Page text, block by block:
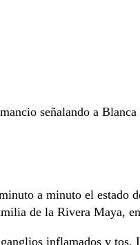
señalando a
a minuto el estado
de la Rivera Maya,
inflamados y